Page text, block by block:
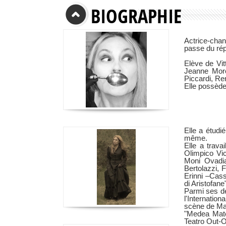
BIOGRAPHIE
Actrice-
passe du
Elève de
Jeanne
Piccardi,
Elle
Elle a
même.
Elle a
Olimpico
Moni
Bertolazzi,
Erinni
di
Parmi ses
scène de
"Medea
Teatro Out-